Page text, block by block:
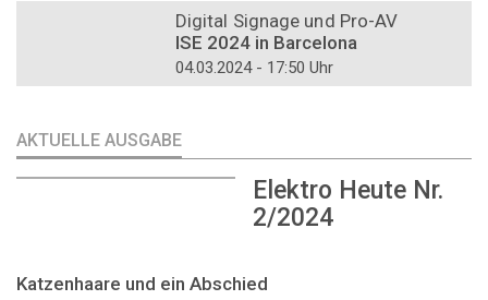
Digital Signage und Pro-AV
ISE 2024 in Barcelona
04.03.2024 - 17:50 Uhr
AKTUELLE AUSGABE
Elektro Heute Nr.
2/2024
Katzenhaare und ein Abschied